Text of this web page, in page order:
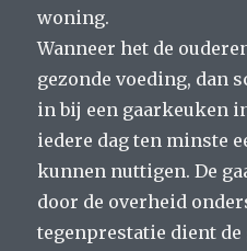
woning.
Wanneer het de
gezonde voeding, dan
in bij een gaarkeuken
iedere dag ten minste
kunnen nuttigen. De
door de overheid
tegenprestatie dient